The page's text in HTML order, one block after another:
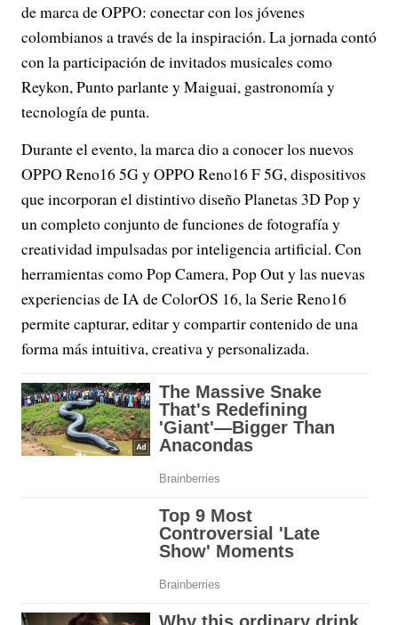
de marca de OPPO: conectar con los jóvenes
colombianos a través de la inspiración. La jornada contó
con la participación de invitados musicales como
Reykon, Punto parlante y Maiguai, gastronomía y
tecnología de punta.
Durante el evento, la marca dio a conocer los nuevos
OPPO Reno16 5G y OPPO Reno16 F 5G, dispositivos
que incorporan el distintivo diseño Planetas 3D Pop y
un completo conjunto de funciones de fotografía y
creatividad impulsadas por inteligencia artificial. Con
herramientas como Pop Camera, Pop Out y las nuevas
experiencias de IA de ColorOS 16, la Serie Reno16
permite capturar, editar y compartir contenido de una
forma más intuitiva, creativa y personalizada.